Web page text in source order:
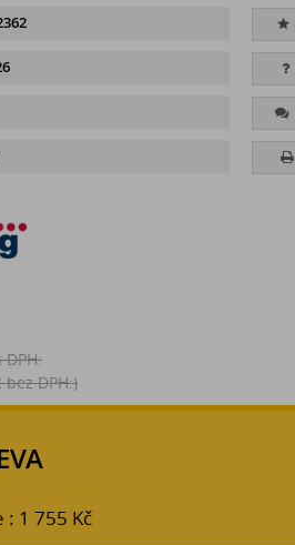
DPH:
bez DPH:)
: 1 755 Kč